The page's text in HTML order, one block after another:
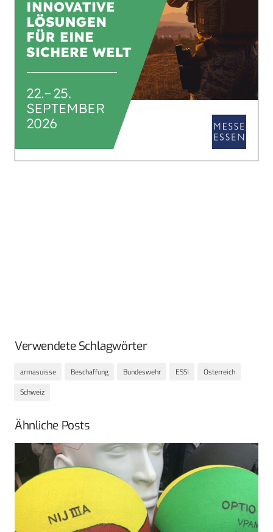
Verwendete Schlagwörter
armasuisse Beschaffung Bundeswehr ESSI
Österreich
Schweiz
Ähnliche Posts